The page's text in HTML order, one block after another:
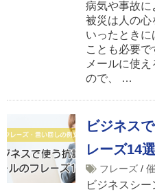
病気や事故に
被災は人の心
いったとき
ことも必要
メールに使
ので、 …
ビジネス
レーズ14選
フレーズ /
ビジネスシ